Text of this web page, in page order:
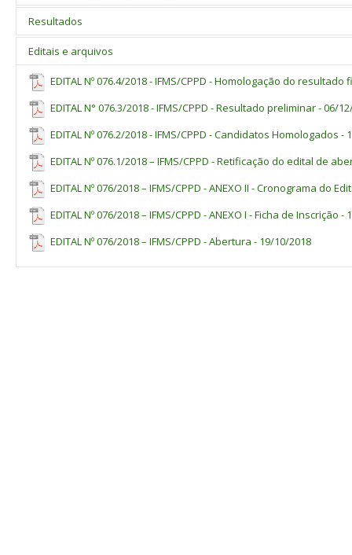
estejam licenciados ou afastados por período igual ou superior
estejam afastados por motivo de prisão;
tenham recebido suspensão disciplinar de 15 dias ou mais
escolha dos membros;
estejam em exercício de mandato político;
estejam à disposição de outras instituições ou órgãos externos
A inscrição dos candidatos deverá ser efetivada por meio do
deste edital e conforme cronograma estabelecido no ANEXO II
Resultados
O resultado final do processo de escolha dos membros da SCPPD
de seleção do IFMS, na área deste Edital, conforme Cronograma do
Editais e arquivos
EDITAL Nº 076.4/2018 - IFMS/CPPD - Homologação do resultado
EDITAL N° 076.3/2018 - IFMS/CPPD - Resultado preliminar - 06/
EDITAL Nº 076.2/2018 - IFMS/CPPD - Candidatos Homologados -
EDITAL Nº 076.1/2018 – IFMS/CPPD - Retificação do edital de
EDITAL Nº 076/2018 – IFMS/CPPD - ANEXO II - Cronograma do
EDITAL Nº 076/2018 – IFMS/CPPD - ANEXO I - Ficha de Inscrição -
EDITAL Nº 076/2018 – IFMS/CPPD - Abertura - 19/10/2018